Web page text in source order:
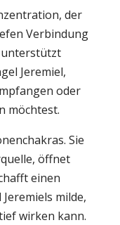
der
Verbindung
unterstützt
Jeremiel,
oder
möchtest.
Sie
öffnet
einen
milde,
wirken kann.